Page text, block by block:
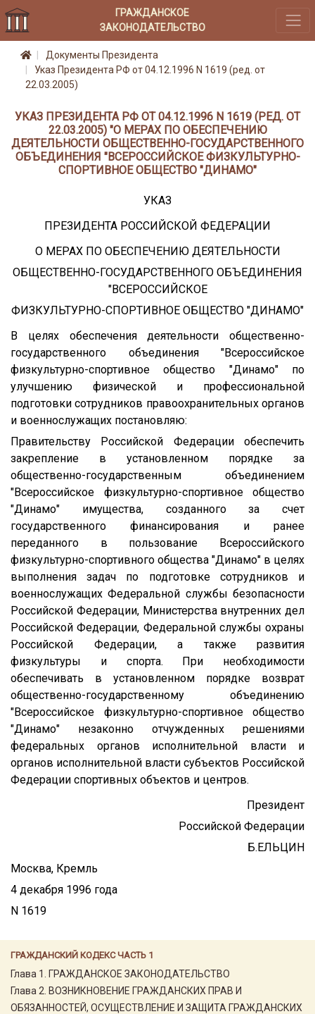
ГРАЖДАНСКОЕ
ЗАКОНОДАТЕЛЬСТВО
ГРАЖДАНСКИЙ КОДЕКС ЧАСТЬ 1
Глава 1. ГРАЖДАНСКОЕ ЗАКОНОДАТЕЛЬСТВО
Глава 2. ВОЗНИКНОВЕНИЕ ГРАЖДАНСКИХ ПРАВ И
ОБЯЗАННОСТЕЙ, ОСУЩЕСТВЛЕНИЕ И ЗАЩИТА ГРАЖДАНСКИХ
Документы Президента
Указ Президента РФ от 04.12.1996 N 1619 (ред. от
22.03.2005)
УКАЗ ПРЕЗИДЕНТА РФ ОТ 04.12.1996 N 1619 (РЕД. ОТ
22.03.2005) "О МЕРАХ ПО ОБЕСПЕЧЕНИЮ
ДЕЯТЕЛЬНОСТИ ОБЩЕСТВЕННО-ГОСУДАРСТВЕННОГО
ОБЪЕДИНЕНИЯ "ВСЕРОССИЙСКОЕ ФИЗКУЛЬТУРНО-
СПОРТИВНОЕ ОБЩЕСТВО "ДИНАМО"
УКАЗ
ПРЕЗИДЕНТА РОССИЙСКОЙ ФЕДЕРАЦИИ
О МЕРАХ ПО ОБЕСПЕЧЕНИЮ ДЕЯТЕЛЬНОСТИ
ОБЩЕСТВЕННО-ГОСУДАРСТВЕННОГО ОБЪЕДИНЕНИЯ
"ВСЕРОССИЙСКОЕ
ФИЗКУЛЬТУРНО-СПОРТИВНОЕ ОБЩЕСТВО "ДИНАМО"
В целях обеспечения деятельности общественно-
государственного объединения "Всероссийское
физкультурно-спортивное общество "Динамо" по
улучшению физической и профессиональной
подготовки сотрудников правоохранительных органов
и военнослужащих постановляю:
Правительству Российской Федерации обеспечить
закрепление в установленном порядке за
общественно-государственным объединением
"Всероссийское физкультурно-спортивное общество
"Динамо" имущества, созданного за счет
государственного финансирования и ранее
переданного в пользование Всероссийского
физкультурно-спортивного общества "Динамо" в целях
выполнения задач по подготовке сотрудников и
военнослужащих Федеральной службы безопасности
Российской Федерации, Министерства внутренних дел
Российской Федерации, Федеральной службы охраны
Российской Федерации, а также развития
физкультуры и спорта. При необходимости
обеспечивать в установленном порядке возврат
общественно-государственному объединению
"Всероссийское физкультурно-спортивное общество
"Динамо" незаконно отчужденных решениями
федеральных органов исполнительной власти и
органов исполнительной власти субъектов Российской
Федерации спортивных объектов и центров.
Президент
Российской Федерации
Б.ЕЛЬЦИН
Москва, Кремль
4 декабря 1996 года
N 1619